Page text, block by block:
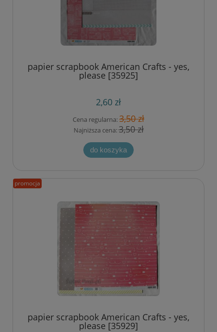
papier scrapbook American Crafts - yes,
please [35925]
2,60 zł
Cena regularna:3,50 zł
Najniższa cena:3,50 zł
do koszyka
papier scrapbook American Crafts - yes,
please [35929]
promocja